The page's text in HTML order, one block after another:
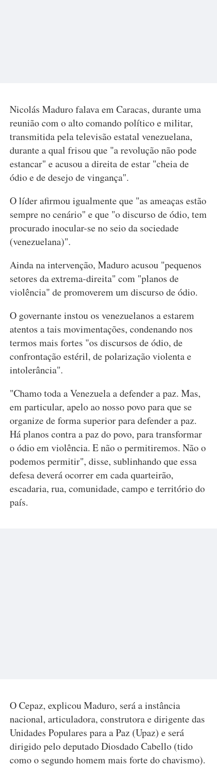
Nicolás Maduro falava em Caracas, durante uma
reunião com o alto comando político e militar,
transmitida pela televisão estatal venezuelana,
durante a qual frisou que "a revolução não pode
estancar" e acusou a direita de estar "cheia de
ódio e de desejo de vingança".
O líder afirmou igualmente que "as ameaças estão
sempre no cenário" e que "o discurso de ódio, tem
procurado inocular-se no seio da sociedade
(venezuelana)".
Ainda na intervenção, Maduro acusou "pequenos
setores da extrema-direita" com "planos de
violência" de promoverem um discurso de ódio.
O governante instou os venezuelanos a estarem
atentos a tais movimentações, condenando nos
termos mais fortes "os discursos de ódio, de
confrontação estéril, de polarização violenta e
intolerância".
"Chamo toda a Venezuela a defender a paz. Mas,
em particular, apelo ao nosso povo para que se
organize de forma superior para defender a paz.
Há planos contra a paz do povo, para transformar
o ódio em violência. E não o permitiremos. Não o
podemos permitir", disse, sublinhando que essa
defesa deverá ocorrer em cada quarteirão,
escadaria, rua, comunidade, campo e território do
país.
O Cepaz, explicou Maduro, será a instância
nacional, articuladora, construtora e dirigente das
Unidades Populares para a Paz (Upaz) e será
dirigido pelo deputado Diosdado Cabello (tido
como o segundo homem mais forte do chavismo).